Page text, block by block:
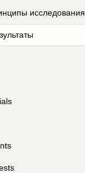
исследования